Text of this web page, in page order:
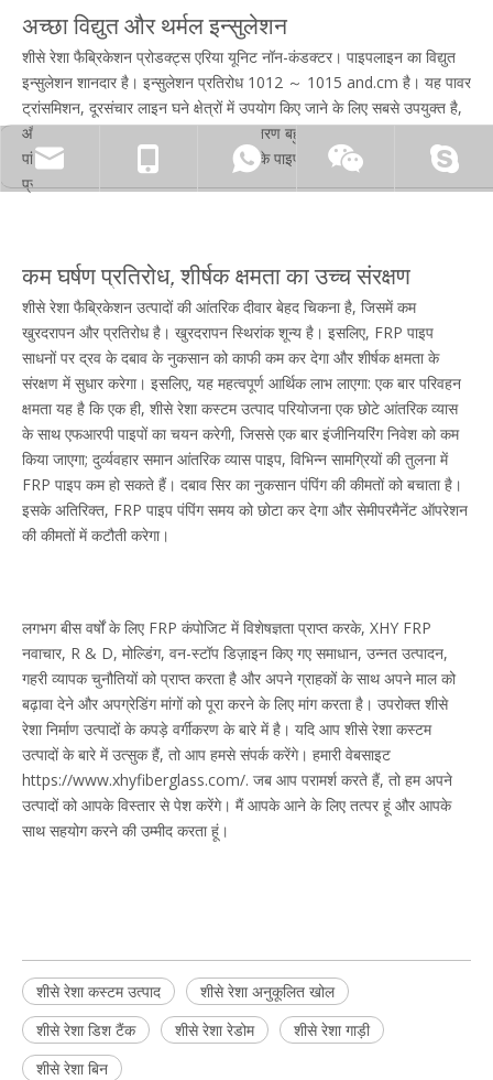
अच्छा विद्युत और थर्मल इन्सुलेशन
शीसे रेशा फैब्रिकेशन प्रोडक्ट्स एरिया यूनिट नॉन-कंडक्टर। पाइपलाइन का विद्युत
इन्सुलेशन शानदार है। इन्सुलेशन प्रतिरोध 1012 ～ 1015 and.cm है। यह पावर
ट्रांसमिशन, दूरसंचार लाइन घने क्षेत्रों में उपयोग किए जाने के लिए सबसे उपयुक्त है,
और खदान क्षेत्र एफआरपी के गर्मी का स्थानांतरण बहुत छोटा है, केवल 0.23। इसके
पांच-हजारवें हिस्से, शीसे रेशा कस्टम उत्पादों के पाइपों में शानदार थर्मल इन्सुलेशन
प्रदर्शन है।
कम घर्षण प्रतिरोध, शीर्षक क्षमता का उच्च संरक्षण
शीसे रेशा फैब्रिकेशन उत्पादों की आंतरिक दीवार बेहद चिकना है, जिसमें कम
खुरदरापन और प्रतिरोध है। खुरदरापन स्थिरांक शून्य है। इसलिए, FRP पाइप
साधनों पर द्रव के दबाव के नुकसान को काफी कम कर देगा और शीर्षक क्षमता के
संरक्षण में सुधार करेगा। इसलिए, यह महत्वपूर्ण आर्थिक लाभ लाएगा: एक बार परिवहन
क्षमता यह है कि एक ही, शीसे रेशा कस्टम उत्पाद परियोजना एक छोटे आंतरिक व्यास
के साथ एफआरपी पाइपों का चयन करेगी, जिससे एक बार इंजीनियरिंग निवेश को कम
किया जाएगा; दुर्व्यवहार समान आंतरिक व्यास पाइप, विभिन्न सामग्रियों की तुलना में
FRP पाइप कम हो सकते हैं। दबाव सिर का नुकसान पंपिंग की कीमतों को बचाता है।
इसके अतिरिक्त, FRP पाइप पंपिंग समय को छोटा कर देगा और सेमीपरमैनेंट ऑपरेशन
की कीमतों में कटौती करेगा।
लगभग बीस वर्षों के लिए FRP कंपोजिट में विशेषज्ञता प्राप्त करके, XHY FRP
नवाचार, R & D, मोल्डिंग, वन-स्टॉप डिज़ाइन किए गए समाधान, उन्नत उत्पादन,
गहरी व्यापक चुनौतियों को प्राप्त करता है और अपने ग्राहकों के साथ अपने माल को
बढ़ावा देने और अपग्रेडिंग मांगों को पूरा करने के लिए मांग करता है। उपरोक्त शीसे
रेशा निर्माण उत्पादों के कपड़े वर्गीकरण के बारे में है। यदि आप शीसे रेशा कस्टम
उत्पादों के बारे में उत्सुक हैं, तो आप हमसे संपर्क करेंगे। हमारी वेबसाइट
https://www.xhyfiberglass.com/. जब आप परामर्श करते हैं, तो हम अपने
उत्पादों को आपके विस्तार से पेश करेंगे। मैं आपके आने के लिए तत्पर हूं और आपके
साथ सहयोग करने की उम्मीद करता हूं।
शीसे रेशा कस्टम उत्पाद
शीसे रेशा अनुकूलित खोल
शीसे रेशा डिश टैंक
शीसे रेशा रेडोम
शीसे रेशा गाड़ी
शीसे रेशा बिन
zhyfrp@zhyfrp.com.cn
sale03@zhyfrp.com.cn
+86 15801078718
+86 18297984288
+86 15005619161
+86 15005619161